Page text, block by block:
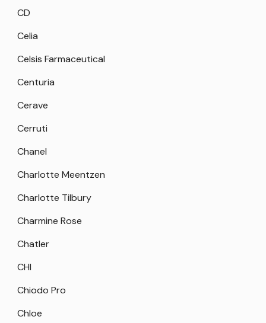
CD
Celia
Celsis Farmaceutical
Centuria
Cerave
Cerruti
Chanel
Charlotte Meentzen
Charlotte Tilbury
Charmine Rose
Chatler
CHI
Chiodo Pro
Chloe